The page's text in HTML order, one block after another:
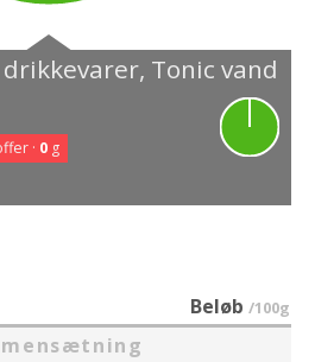
Tonic vand
· 0g
Beløb /100g